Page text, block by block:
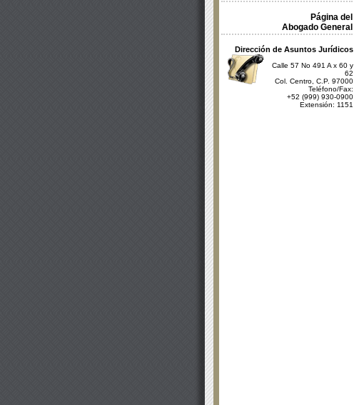
Página del
Abogado General
Dirección de Asuntos Jurídicos
Calle 57 No 491 A x 60 y
62
Col. Centro, C.P. 97000
Teléfono/Fax:
+52 (999) 930-0900
Extensión: 1151